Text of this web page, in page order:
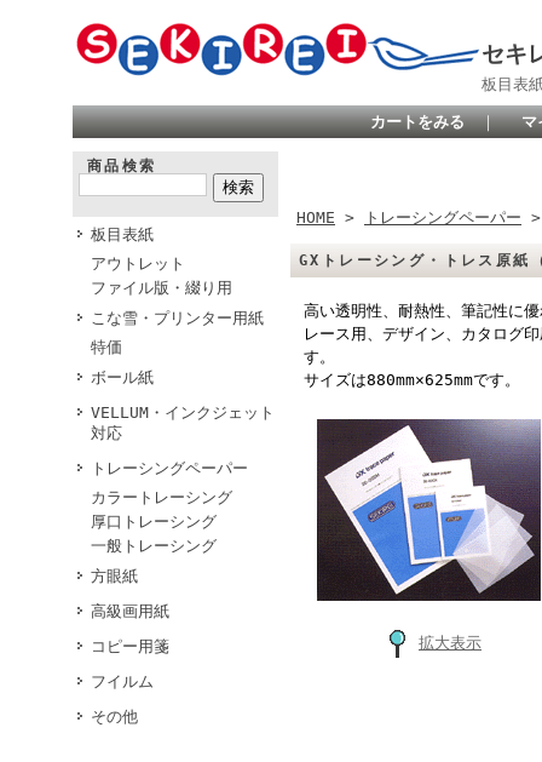
セキ
板目表
カートをみる ｜ マ
商品検索
板目表紙
アウトレット
ファイル版・綴り用
こな雪・プリンター用紙
特価
ボール紙
VELLUM・インクジェット
対応
トレーシングペーパー
カラートレーシング
厚口トレーシング
一般トレーシング
方眼紙
高級画用紙
コピー用箋
フイルム
その他
HOME > トレーシングペーパー
GXトレーシング・トレス
高い透明性、耐熱性、筆記性に
レース用、デザイン、カタログ
す。
サイズは880mm×625mmです。
拡大表示